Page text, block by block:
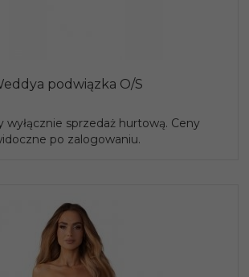
podwiązka O/S
wyłącznie sprzedaż hurtową. Ceny
po zalogowaniu.